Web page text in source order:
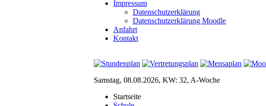
Impressum
Datenschutzerklärung
Datenschutzerklärung Moodle
Anfahrt
Kontakt
Samstag, 08.08.2026, KW: 32, A-Woche
Startseite